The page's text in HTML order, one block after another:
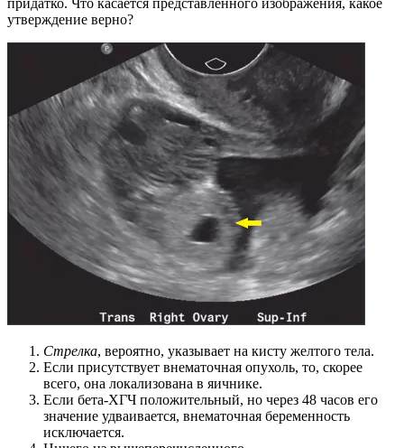
утверждение верно?
Стрелка, вероятно, указывает на кисту желтого тела.
Если присутствует внематочная опухоль, то, скорее
всего, она локализована в яичнике.
Если бета-ХГЧ положительный, но через 48 часов его
значение удваивается, внематочная беременность
исключается.